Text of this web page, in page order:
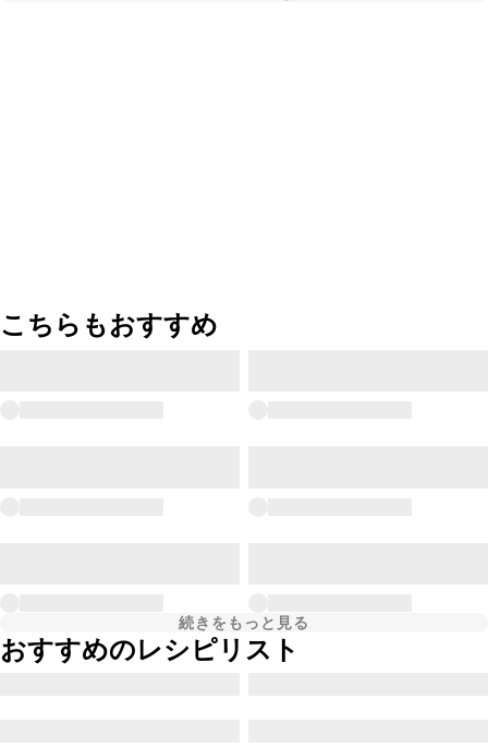
こちらもおすすめ
続きをもっと見る
おすすめのレシピリスト